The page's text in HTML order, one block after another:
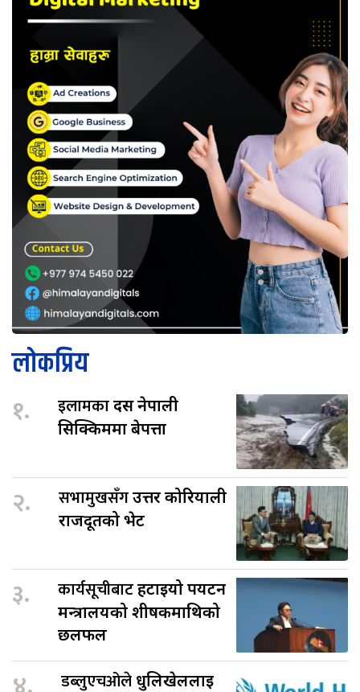
लोकप्रिय
१. इलामकादस नेपाली
सिक्किममा बेपत्ता
२. सभामुखसँगउत्तर कोरियाली
राजदूतको भेट
३. कार्यसूचीबाटहटाइयो पर्यटन
मन्त्रालयको शीर्षकमाथिको
छलफल
डब्लुएचओले धुलिखेललाई